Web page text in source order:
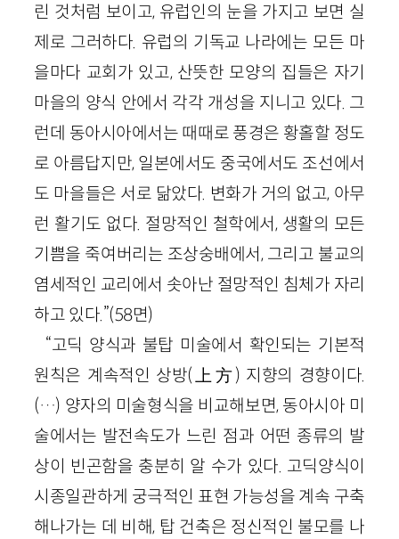
린 것처럼 보이고, 유럽인의 눈을 가지고 보면 실
제로 그러하다. 유럽의 기독교 나라에는 모든 마
을마다 교회가 있고, 산뜻한 모양의 집들은 자기
마을의 양식 안에서 각각 개성을 지니고 있다. 그
런데 동아시아에서는 때때로 풍경은 황홀할 정도
로 아름답지만, 일본에서도 중국에서도 조선에서
도 마을들은 서로 닮았다. 변화가 거의 없고, 아무
런 활기도 없다. 절망적인 철학에서, 생활의 모든
기쁨을 죽여버리는 조상숭배에서, 그리고 불교의
염세적인 교리에서 솟아난 절망적인 침체가 자리
하고 있다.”(58면)
“고딕 양식과 불탑 미술에서 확인되는 기본적
원칙은 계속적인 상방(上方) 지향의 경향이다.
(…) 양자의 미술형식을 비교해보면, 동아시아 미
술에서는 발전속도가 느린 점과 어떤 종류의 발
상이 빈곤함을 충분히 알 수가 있다. 고딕양식이
시종일관하게 궁극적인 표현 가능성을 계속 구축
해나가는 데 비해, 탑 건축은 정신적인 불모를 나